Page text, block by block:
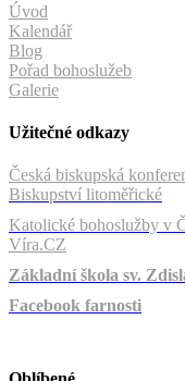
Úvod
Kalendář
Blog
Pořad bohoslužeb
Galerie
Užitečné odkazy
Česká biskupská
Biskupství litoměřické
Katolické bohoslužby v
Víra.CZ
Základní škola sv.
Facebook farnosti